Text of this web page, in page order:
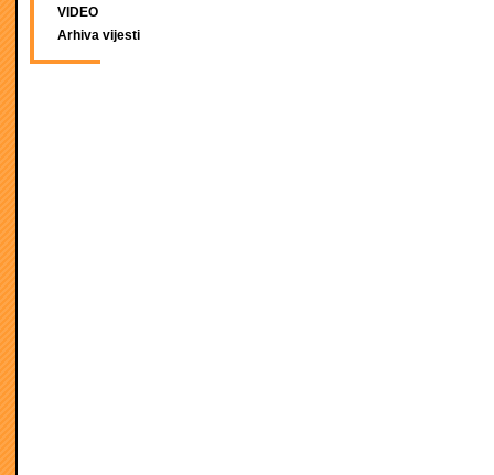
VIDEO
Arhiva vijesti